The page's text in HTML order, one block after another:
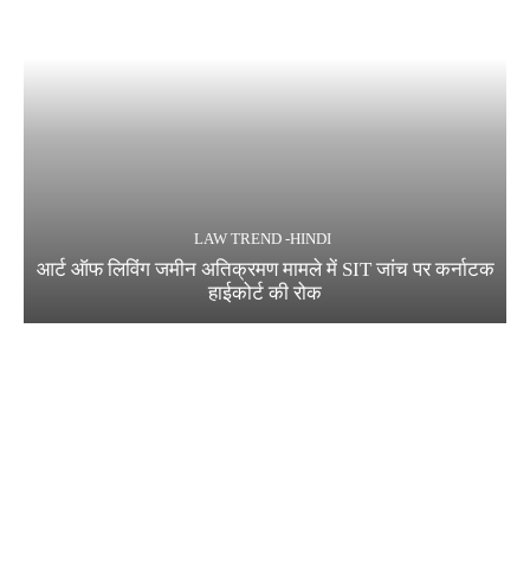
LAW TREND -HINDI
आर्ट ऑफ लिविंग जमीन अतिक्रमण मामले में SIT जांच पर कर्नाटक
हाईकोर्ट की रोक